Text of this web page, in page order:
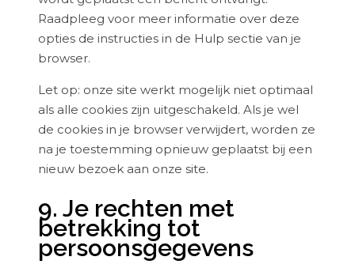
Raadpleeg voor meer informatie over deze
opties de instructies in de Hulp sectie van je
browser.
Let op: onze site werkt mogelijk niet optimaal
als alle cookies zijn uitgeschakeld. Als je wel
de cookies in je browser verwijdert, worden ze
na je toestemming opnieuw geplaatst bij een
nieuw bezoek aan onze site.
9. Je rechten met
betrekking tot
persoonsgegevens